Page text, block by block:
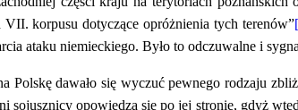
korpusu dotyczące opróżnienia tych terenów”
ataku niemieckiego. Było to odczuwalne i
dawało się wyczuć pewnego rodzaju
sojusznicy opowiedzą się po jej stronie, gdyż